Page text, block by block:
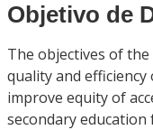
Objetivo de
The objectives of
quality and
improve equity of
secondary